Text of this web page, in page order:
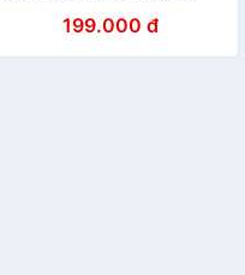
Kiehls Hoa Cúc - Nước Cân
Kiehl
199.000 đ